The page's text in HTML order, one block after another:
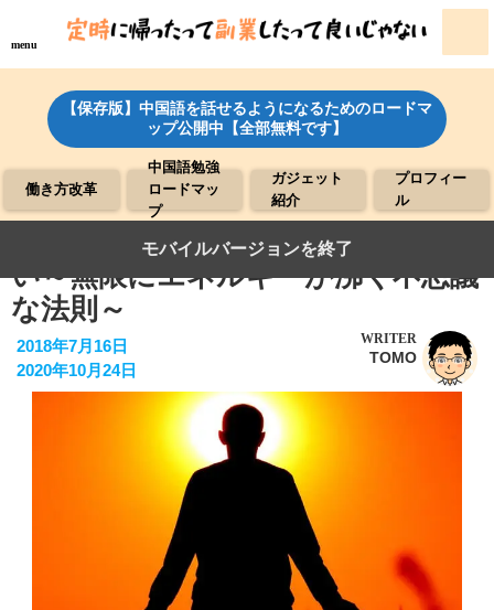
menu
【保存版】中国語を話せるようになるためのロードマ
ップ公開中【全部無料です】
働き方改革
中国語勉強
ロードマッ
プ
ガジェット
紹介
プロフィー
ル
●やりたい仕事は時間が気にならな
い～無限にエネルギーが沸く不思議
な法則～
2018年7月16日
2020年10月24日
WRITER
TOMO
モバイルバージョンを終了